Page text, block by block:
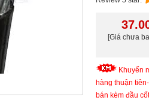
[Giá chưa
Khuyến
hàng thuận
bán kèm đầu